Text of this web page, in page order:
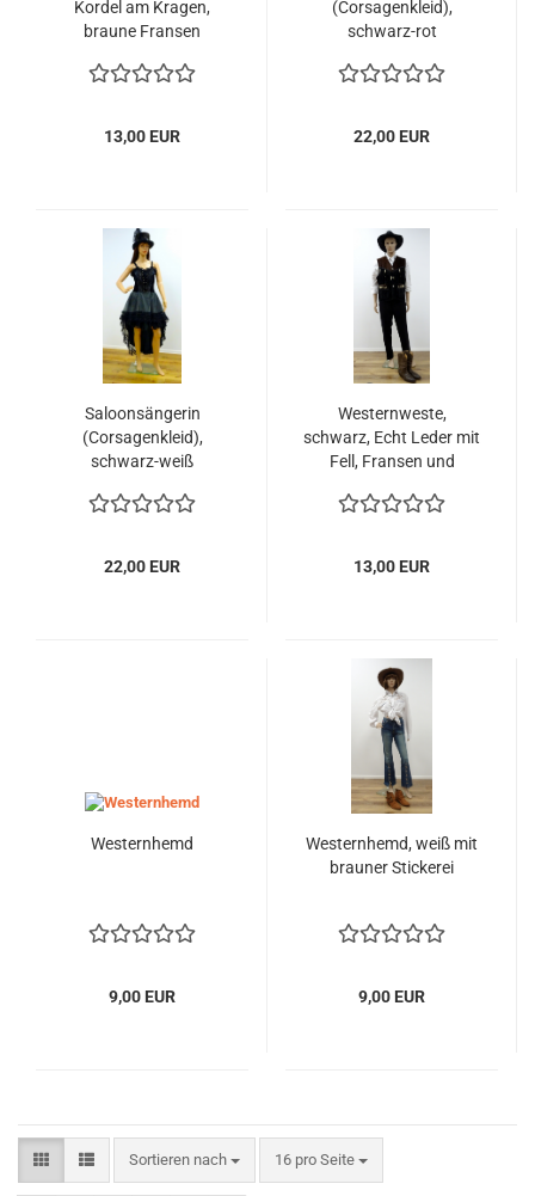
Kordel am Kragen,
braune Fransen
13,00 EUR
(Corsagenkleid),
schwarz-rot
22,00 EUR
Saloonsängerin
(Corsagenkleid),
schwarz-weiß
22,00 EUR
Westernweste,
schwarz, Echt Leder mit
Fell, Fransen und
Metallknöpfe, Büffel
13,00 EUR
Westernhemd
9,00 EUR
Westernhemd, weiß mit
brauner Stickerei
9,00 EUR
Sortieren nach
Sortieren nach 16 pro Seite
pro Seite